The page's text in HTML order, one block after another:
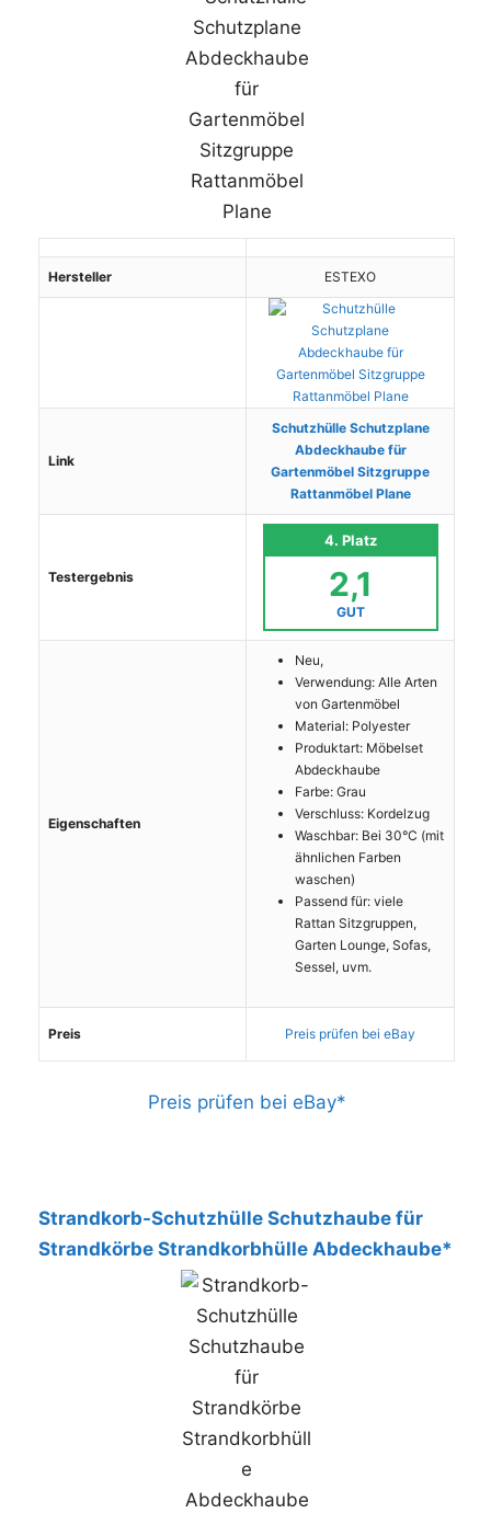
Hersteller ESTEXO
Link
Schutzhülle Schutzplane
Abdeckhaube für
Gartenmöbel Sitzgruppe
Rattanmöbel Plane
Testergebnis
4. Platz
2,1
GUT
Eigenschaften
Neu,
Verwendung: Alle Arten
von Gartenmöbel
Material: Polyester
Produktart: Möbelset
Abdeckhaube
Farbe: Grau
Verschluss: Kordelzug
Waschbar: Bei 30°C (mit
ähnlichen Farben
waschen)
Passend für: viele
Rattan Sitzgruppen,
Garten Lounge, Sofas,
Sessel, uvm.
Preis Preis prüfen bei eBay
Preis prüfen bei eBay*
Strandkorb-Schutzhülle Schutzhaube für
Strandkörbe Strandkorbhülle Abdeckhaube*